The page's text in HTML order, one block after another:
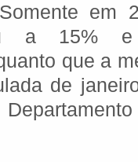
em
a 15%
que a
de